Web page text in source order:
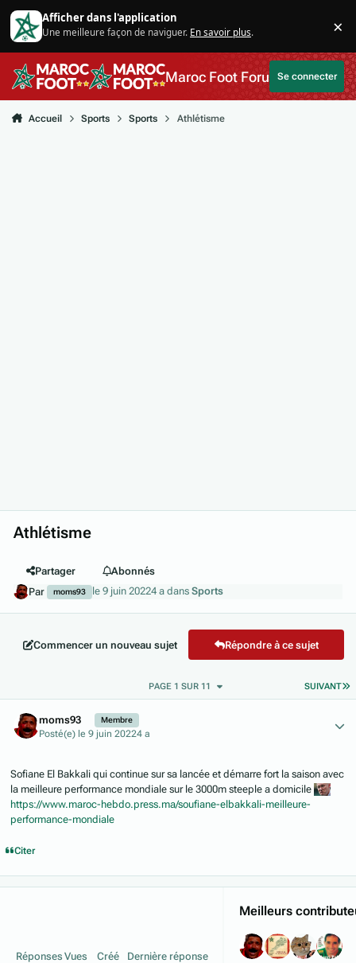
Aller au contenu
Afficher dans l'application
Une meilleure façon de naviguer. En savoir plus. ×
Maroc Foot ForumSe connecter
Accueil Sports Sports Athlétisme
Athlétisme
Partager
Abonnés
Par
moms93 le 9 juin 20224 a dansSports
Commencer un nouveau sujet Répondre à ce sujet
SUIVANT
PAGE 1 SUR 11
moms93 Membre
Posté(e) le 9 juin 20224 a
Sofiane El Bakkali qui continue sur sa lancée et démarre fort la saison avec
la meilleure performance mondiale sur le 3000m steeple a domicile
https://www.maroc-hebdo.press.ma/soufiane-elbakkali-meilleure-
performance-mondiale
Citer
Réponses Vues Créé Dernière réponse
Meilleurs